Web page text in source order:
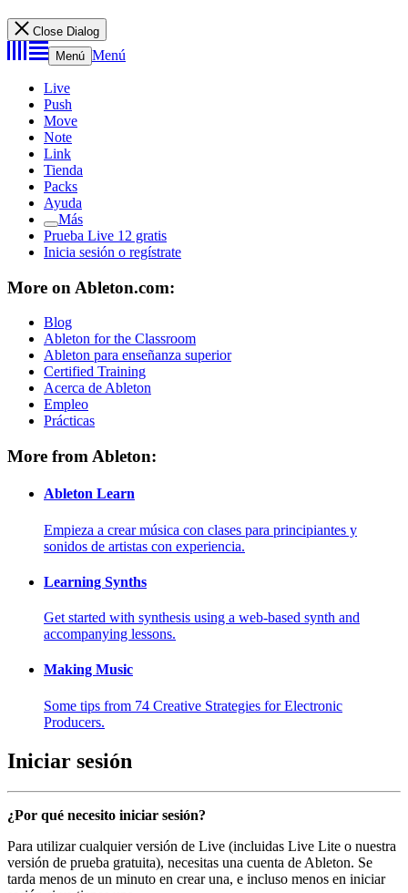
Close Dialog
Menú Menú
Live
Push
Move
Note
Link
Tienda
Packs
Ayuda
Más
Prueba Live 12 gratis
Inicia sesión o regístrate
More on Ableton.com:
Blog
Ableton for the Classroom
Ableton para enseñanza superior
Certified Training
Acerca de Ableton
Empleo
Prácticas
More from Ableton:
Ableton Learn
Empieza a crear música con clases para principiantes y
sonidos de artistas con experiencia.
Learning Synths
Get started with synthesis using a web-based synth and
accompanying lessons.
Making Music
Some tips from 74 Creative Strategies for Electronic
Producers.
Iniciar sesión
¿Por qué necesito iniciar sesión?
Para utilizar cualquier versión de Live (incluidas Live Lite o nuestra
versión de prueba gratuita), necesitas una cuenta de Ableton. Se
tarda menos de un minuto en crear una, e incluso menos en iniciar